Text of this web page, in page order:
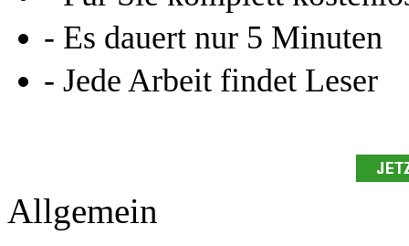
- Es dauert nur 5 Minuten
- Jede Arbeit findet Leser
Allgemein